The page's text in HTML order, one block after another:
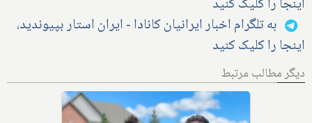
اینجا را کلیک کنید
به تلگرام اخبار ایرانیان کانادا - ایران استار بپیوندید،
اینجا را کلیک کنید
دیگر مطالب مرتبط